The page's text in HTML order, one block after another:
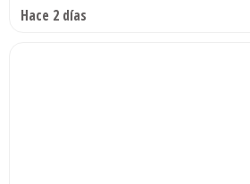
Hace 2 días